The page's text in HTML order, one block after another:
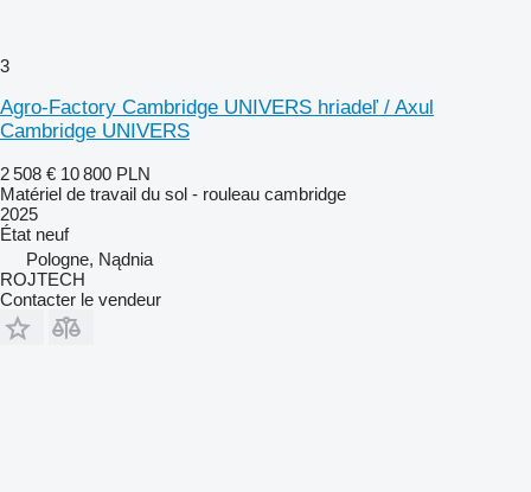
3
Agro-Factory Cambridge UNIVERS hriadeľ / Axul
Cambridge UNIVERS
2 508 € 10 800 PLN
Matériel de travail du sol - rouleau cambridge
2025
État neuf
Pologne, Nądnia
ROJTECH
Contacter le vendeur